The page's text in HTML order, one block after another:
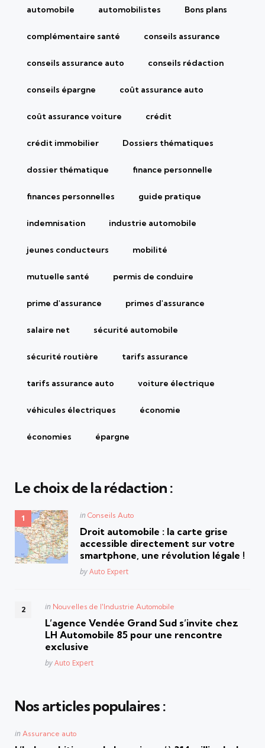
automobile automobilistes Bons plans
complémentaire santé conseils assurance
conseils assurance auto conseils rédaction
conseils épargne coût assurance auto
coût assurance voiture crédit
crédit immobilier Dossiers thématiques
dossier thématique finance personnelle
finances personnelles guide pratique
indemnisation industrie automobile
jeunes conducteurs mobilité
mutuelle santé permis de conduire
prime d'assurance primes d'assurance
salaire net sécurité automobile
sécurité routière tarifs assurance
tarifs assurance auto voiture électrique
véhicules électriques économie
économies épargne
Le choix de la rédaction :
Posted
in Conseils Auto
Droit automobile : la carte grise
accessible directement sur votre
smartphone, une révolution légale !
Posted
byAuto Expert
Posted
in Nouvelles de l'Industrie Automobile
L’agence Vendée Grand Sud s’invite chez
LH Automobile 85 pour une rencontre
exclusive
Posted
byAuto Expert
Nos articles populaires :
Posted
in Assurance auto